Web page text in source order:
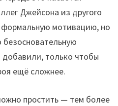
Джейсона из другого
мотивацию, но
безосновательную
только чтобы
ещё сложнее.
простить — тем более